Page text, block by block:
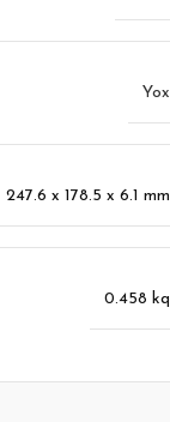
Yox
247.6 x 178.5 x 6.1 mm
0.458 kq